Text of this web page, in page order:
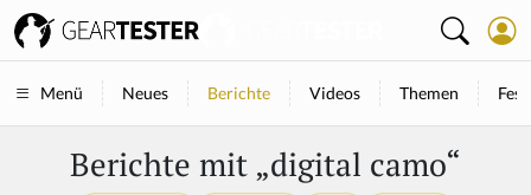
Menü Neues Berichte Videos Themen
Berichte mit „digital camo“